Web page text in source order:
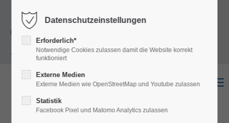
+49
(0)251 322 631
- 0
Datenschutzeinstellungen
Erforderlich*
Notwendige Cookies zulassen damit die Website korrekt
funktioniert
Externe Medien
Externe Medien wie OpenStreetMap und Youtube zulassen
Statistik
Facebook Pixel und Matomo Analytics zulassen